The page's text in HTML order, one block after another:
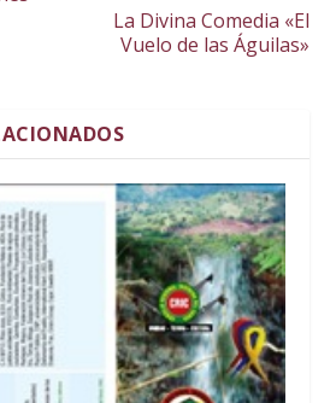
La Divina Comedia «El
Vuelo de las Águilas»